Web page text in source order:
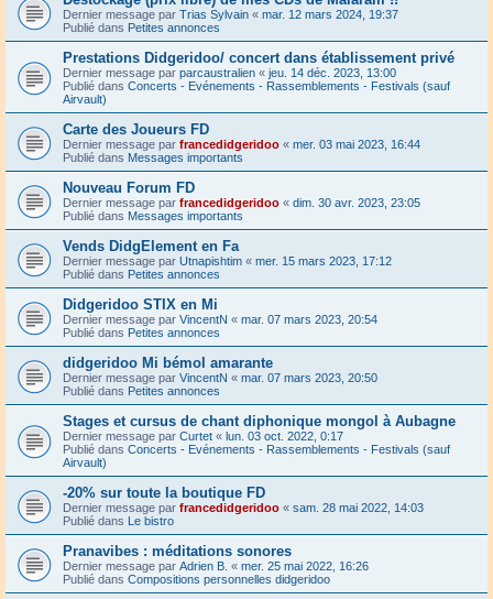
Dernier message par Trias Sylvain « mar. 12 mars 2024, 19:37
Publié dans Petites annonces
Prestations Didgeridoo/ concert dans établissement privé
Dernier message par parcaustralien « jeu. 14 déc. 2023, 13:00
Publié dans Concerts - Evénements - Rassemblements - Festivals (sauf
Airvault)
Carte des Joueurs FD
Dernier message par francedidgeridoo « mer. 03 mai 2023, 16:44
Publié dans Messages importants
Nouveau Forum FD
Dernier message par francedidgeridoo « dim. 30 avr. 2023, 23:05
Publié dans Messages importants
Vends DidgElement en Fa
Dernier message par Utnapishtim « mer. 15 mars 2023, 17:12
Publié dans Petites annonces
Didgeridoo STIX en Mi
Dernier message par VincentN « mar. 07 mars 2023, 20:54
Publié dans Petites annonces
didgeridoo Mi bémol amarante
Dernier message par VincentN « mar. 07 mars 2023, 20:50
Publié dans Petites annonces
Stages et cursus de chant diphonique mongol à Aubagne
Dernier message par Curtet « lun. 03 oct. 2022, 0:17
Publié dans Concerts - Evénements - Rassemblements - Festivals (sauf
Airvault)
-20% sur toute la boutique FD
Dernier message par francedidgeridoo « sam. 28 mai 2022, 14:03
Publié dans Le bistro
Pranavibes : méditations sonores
Dernier message par Adrien B. « mer. 25 mai 2022, 16:26
Publié dans Compositions personnelles didgeridoo